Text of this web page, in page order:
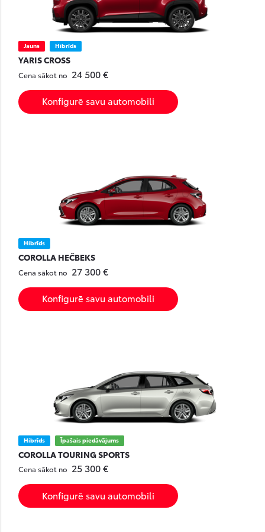
Jauns Hibrīds
YARIS CROSS
Cena sākot no 24 500 €
Konfigurē savu automobili
Hibrīds
COROLLA HEČBEKS
Cena sākot no 27 300 €
Konfigurē savu automobili
Hibrīds Īpašais piedāvājums
COROLLA TOURING SPORTS
Cena sākot no 25 300 €
Konfigurē savu automobili